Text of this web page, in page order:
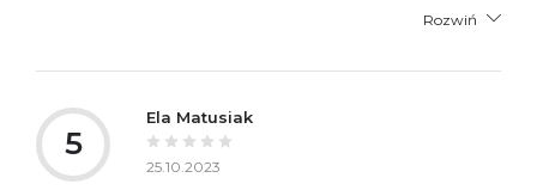
Rozwiń
5
Ela Matusiak
25.10.2023